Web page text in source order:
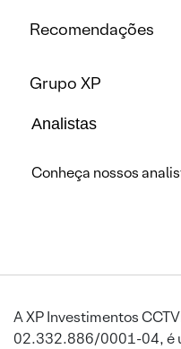
Recomendações
Grupo XP
Analistas
Conheça nossos
A XP Investimentos
02.332.886/0001-04, é